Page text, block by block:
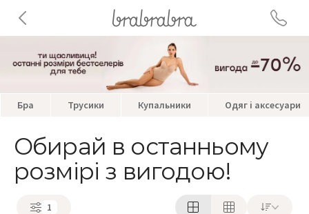
Бра Трусики Купальники Одяг і аксесуари
Обирай в останньому
розмірі з вигодою!
1